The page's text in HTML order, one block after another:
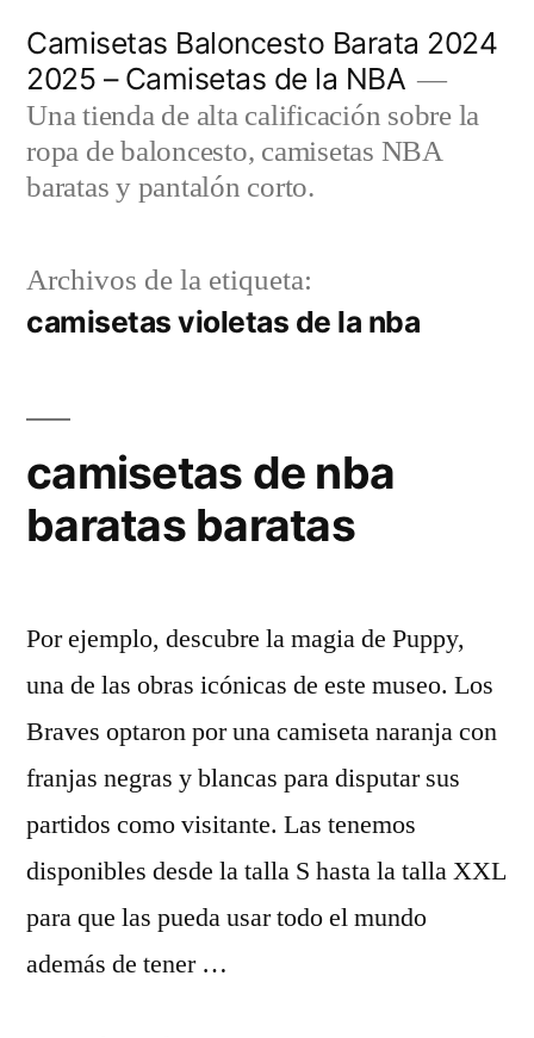
contenido
Camisetas Baloncesto Barata 2024
2025 – Camisetas de la NBA
Una tienda de alta calificación sobre la
ropa de baloncesto, camisetas NBA
baratas y pantalón corto.
Archivos de la etiqueta:
camisetas violetas de la nba
camisetas de nba
baratas baratas
Por ejemplo, descubre la magia de Puppy,
una de las obras icónicas de este museo. Los
Braves optaron por una camiseta naranja con
franjas negras y blancas para disputar sus
partidos como visitante. Las tenemos
disponibles desde la talla S hasta la talla XXL
para que las pueda usar todo el mundo
además de tener …